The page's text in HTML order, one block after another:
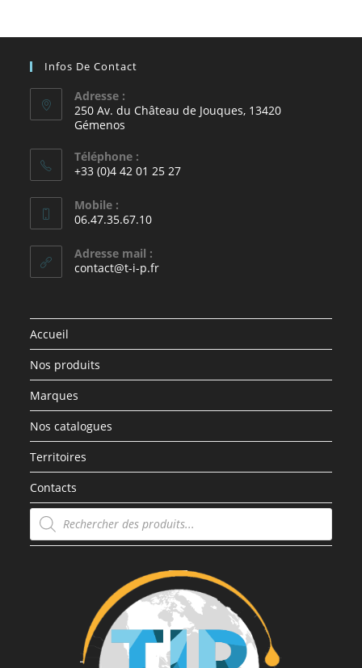
Infos De Contact
Adresse :
250 Av. du Château de Jouques, 13420
Gémenos
Téléphone :
+33 (0)4 42 01 25 27
Mobile :
06.47.35.67.10
Adresse mail :
contact@t-i-p.fr
Accueil
Nos produits
Marques
Nos catalogues
Territoires
Contacts
Recherche
de
produits